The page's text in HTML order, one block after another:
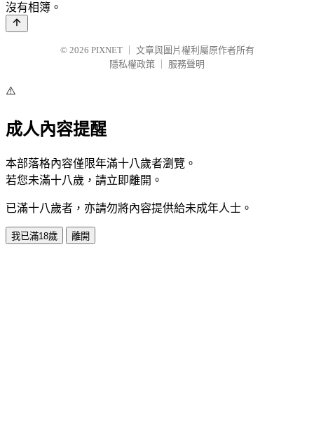
沒有相簿。
© 2026 PIXNET
文章與圖片權利屬原作者所有
隱私權政策
服務聲明
⚠️
成人內容提醒
本部落格內容僅限年滿十八歲者瀏覽。
若您未滿十八歲，請立即離開。
已滿十八歲者，亦請勿將內容提供給未成年人士。
我已滿18歲 離開